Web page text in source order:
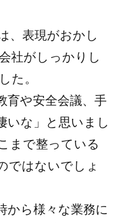
、表現がおかし
社がしっかりし
た。
育や安全会議、手
いな」と思いまし
まで整っている
ではないでしょ
ら様々な業務に